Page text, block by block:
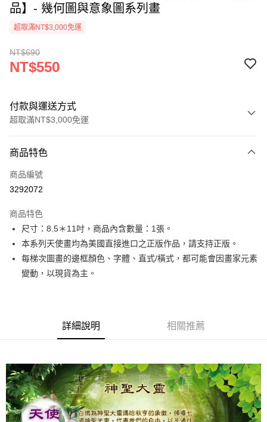
品】- 幾何圖與意象圖系列畫
超取滿NT$3,000免運
NT$690
NT$550
付款與運送方式
超取滿NT$3,000免運
信用卡一次付款
超商取貨付款
Apple Pay
街口支付
悠遊付
全家取貨付款
7-11取貨付款
每筆NT$80，滿NT$3,000(含以上)免運費
賣家宅配幫您送（台灣）
商品特色
商品編號
3292072
商品特色
尺寸：8.5＊11吋，商品內含數量：1張。
本系列天使畫均為美國直接進口之正版作品，請支持正版。
每梯次圖畫的邊框顏色、字體、直式/橫式，都可能會因畫家元素
變動，以現貨為主。
詳細說明 相關推薦